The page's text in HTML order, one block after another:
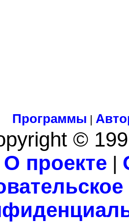
Программы |
©
О проекте |